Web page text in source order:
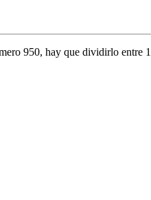
950, hay que dividirlo entre